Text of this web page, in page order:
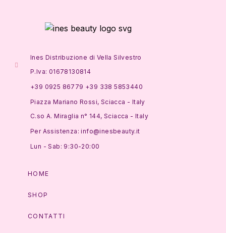
Ines Distribuzione di Vella Silvestro
P.Iva: 01678130814
+39 0925 86779 +39 338 5853440
Piazza Mariano Rossi, Sciacca - Italy
C.so A. Miraglia n° 144, Sciacca - Italy
Per Assistenza: info@inesbeauty.it
Lun - Sab: 9:30-20:00
HOME
SHOP
CONTATTI